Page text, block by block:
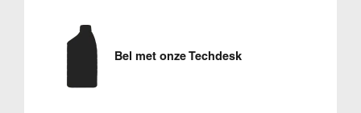
Bel met onze Techdesk